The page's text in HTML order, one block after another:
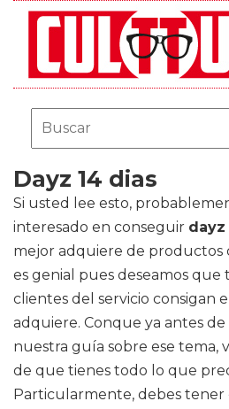
Dayz 14 dias
Si usted lee esto,
interesado en conseguir dayz
mejor adquiere de productos
es genial pues deseamos que
clientes del servicio consigan
adquiere. Conque ya antes
nuestra guía sobre ese tema,
de que tienes todo lo que
Particularmente, debes tener